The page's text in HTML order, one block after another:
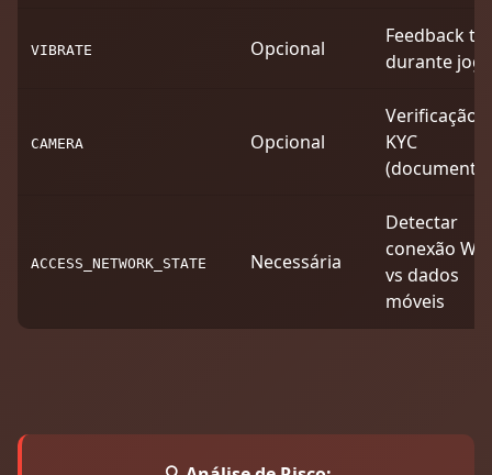
VIBRATE Opcional
Feedback
durante
CAMERA Opcional
Verificação
KYC
ACCESS_NETWORK_STATE Necessária
Detectar
conexão
vs dados
móveis